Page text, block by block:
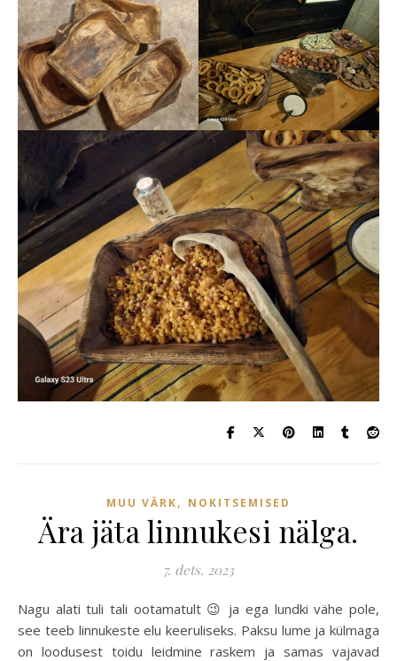
MUU VÄRK, NOKITSEMISED
Ära jäta linnukesi nälga.
7. dets. 2023
Nagu alati tuli tali ootamatult 😉 ja ega lundki vähe pole,
see teeb linnukeste elu keeruliseks. Paksu lume ja külmaga
on loodusest toidu leidmine raskem ja samas vajavad